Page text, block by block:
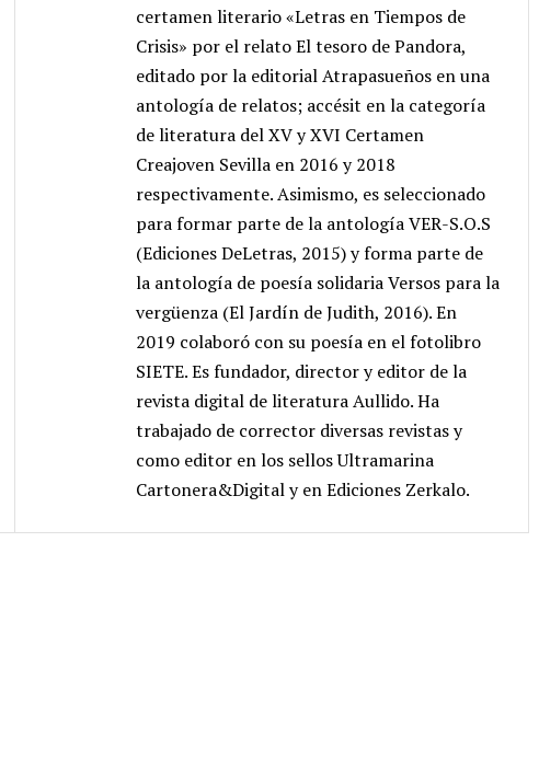
certamen literario «Letras en Tiempos de
Crisis» por el relato El tesoro de Pandora,
editado por la editorial Atrapasueños en una
antología de relatos; accésit en la categoría
de literatura del XV y XVI Certamen
Creajoven Sevilla en 2016 y 2018
respectivamente. Asimismo, es seleccionado
para formar parte de la antología VER-S.O.S
(Ediciones DeLetras, 2015) y forma parte de
la antología de poesía solidaria Versos para la
vergüenza (El Jardín de Judith, 2016). En
2019 colaboró con su poesía en el fotolibro
SIETE. Es fundador, director y editor de la
revista digital de literatura Aullido. Ha
trabajado de corrector diversas revistas y
como editor en los sellos Ultramarina
Cartonera&Digital y en Ediciones Zerkalo.